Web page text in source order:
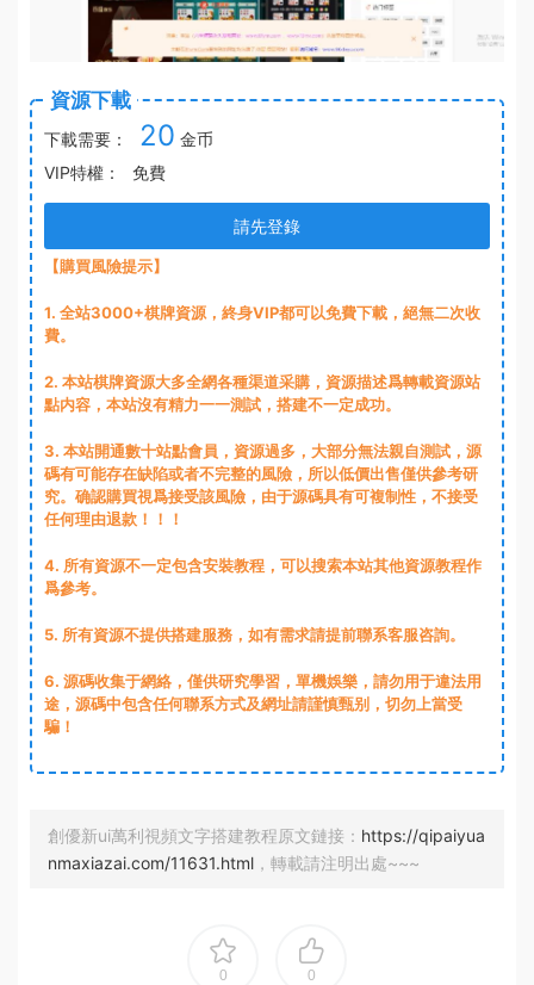
資源下載
下載需要： 20 金币
VIP特權：
免費
請先登錄
【購買風險提示】
1. 全站3000+棋牌資源，終身VIP都可以免費下載，絕無二次收
費。
2. 本站棋牌資源大多全網各種渠道采購，資源描述爲轉載資源站
點内容，本站沒有精力一一測試，搭建不一定成功。
3. 本站開通數十站點會員，資源過多，大部分無法親自測試，源
碼有可能存在缺陷或者不完整的風險，所以低價出售僅供參考研
究。确認購買視爲接受該風險，由于源碼具有可複制性，不接受
任何理由退款！！！
4. 所有資源不一定包含安裝教程，可以搜索本站其他資源教程作
爲參考。
5. 所有資源不提供搭建服務，如有需求請提前聯系客服咨詢。
6. 源碼收集于網絡，僅供研究學習，單機娛樂，請勿用于違法用
途，源碼中包含任何聯系方式及網址請謹慎甄别，切勿上當受
騙！
創優新ui萬利視頻文字搭建教程原文鏈接： https://qipaiyua
nmaxiazai.com/11631.html ，轉載請注明出處~~~
0 0